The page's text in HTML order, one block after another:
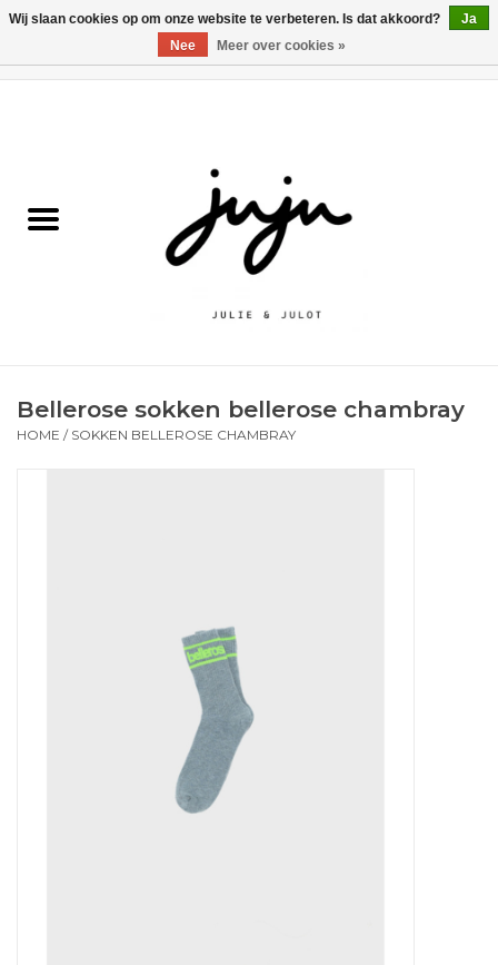
Kledij jongens
Schoenen
Bellerose sokken bellerose chambray
HOME / SOKKEN BELLEROSE CHAMBRAY
Wij slaan cookies op om onze website te verbeteren. Is dat akkoord?
Ja
Nee
Meer over cookies »